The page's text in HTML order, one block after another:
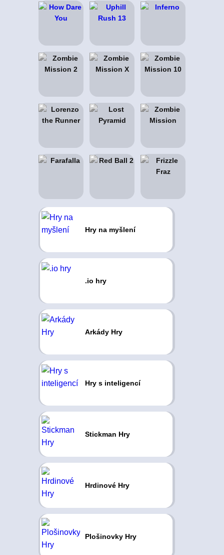
Hry na myšlení
.io hry
Arkády Hry
Hry s inteligencí
Stickman Hry
Hrdinové Hry
Plošinovky Hry